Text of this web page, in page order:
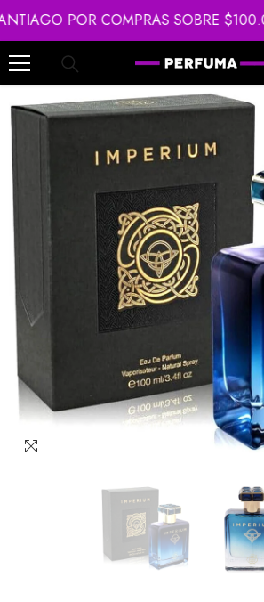
SALTAR AL CONTENIDO
POR COMPRAS SOBRE $100.000.-